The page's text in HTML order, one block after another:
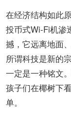
在经济结构如此
投币式Wi-Fi机渗
撼，它远离地面
所谓科技是新的
一定是一种铭文
孩子们在椰树下
单。